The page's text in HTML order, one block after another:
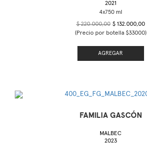
2021
$ 220.000,00 $ 132.000,00
(Precio por botella $33000)
AGREGAR
FAMILIA GASCÓN
MALBEC
2023